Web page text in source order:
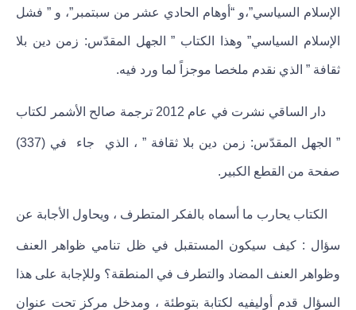
الإسلام السياسي”،و “أوهام الحادي عشر من سبتمبر”، و ” فشل
الإسلام السياسي” وهذا الكتاب ” الجهل المقدّس: زمن دين بلا
ثقافة ” الذي نقدم ملخصا موجزاً لما ورد فيه.
دار الساقي نشرت في عام 2012 ترجمة صالح الأشمر لكتاب
” الجهل المقدّس: زمن دين بلا ثقافة ” ، الذي جاء في (337)
صفحة من القطع الكبير.
الكتاب يحارب ما أسماه بالفكر المتطرف ، ويحاول الأجابة عن
سؤال : كيف سيكون المستقبل في ظل تنامي ظواهر العنف
وظواهر العنف المضاد والتطرف في المنطقة؟ وللإجابة على هذا
السؤال قدم أوليفيه لكتابة بتوطئة ، ومدخل مركز تحت عنوان